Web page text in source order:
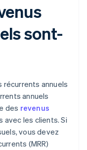
sont-
récurrents annuels
annuels
des revenus
les clients. Si
vous devez
(MRR)